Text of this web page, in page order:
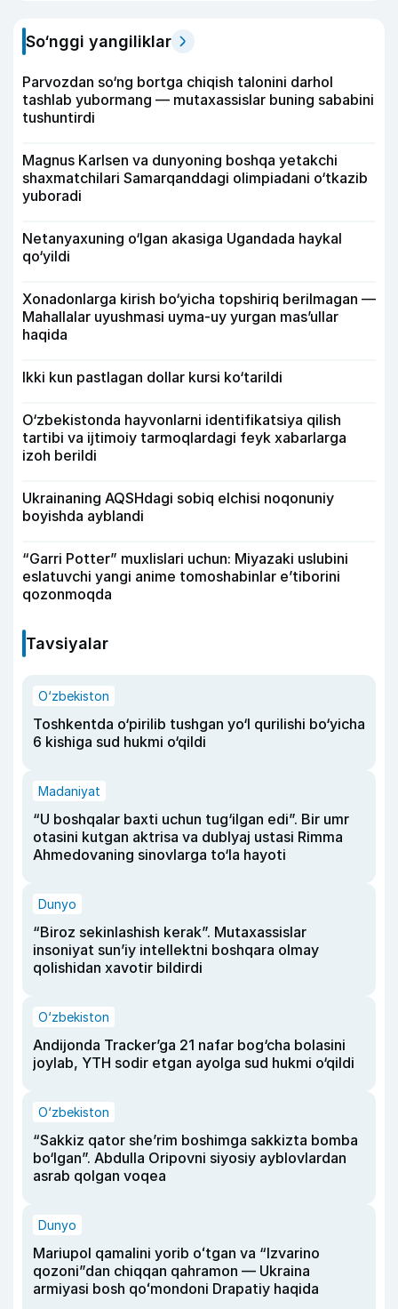
So‘nggi yangiliklar
Parvozdan so‘ng bortga chiqish talonini darhol
tashlab yubormang — mutaxassislar buning sababini
tushuntirdi
Magnus Karlsen va dunyoning boshqa yetakchi
shaxmatchilari Samarqanddagi olimpiadani o‘tkazib
yuboradi
Netanyaxuning o‘lgan akasiga Ugandada haykal
qo‘yildi
Xonadonlarga kirish bo‘yicha topshiriq berilmagan —
Mahallalar uyushmasi uyma-uy yurgan mas’ullar
haqida
Ikki kun pastlagan dollar kursi ko‘tarildi
O‘zbekistonda hayvonlarni identifikatsiya qilish
tartibi va ijtimoiy tarmoqlardagi feyk xabarlarga
izoh berildi
Ukrainaning AQSHdagi sobiq elchisi noqonuniy
boyishda ayblandi
“Garri Potter” muxlislari uchun: Miyazaki uslubini
eslatuvchi yangi anime tomoshabinlar e’tiborini
qozonmoqda
Tavsiyalar
O‘zbekiston
Toshkentda o‘pirilib tushgan yo‘l qurilishi bo‘yicha
6 kishiga sud hukmi o‘qildi
Madaniyat
“U boshqalar baxti uchun tug‘ilgan edi”. Bir umr
otasini kutgan aktrisa va dublyaj ustasi Rimma
Ahmedovaning sinovlarga to‘la hayoti
Dunyo
“Biroz sekinlashish kerak”. Mutaxassislar
insoniyat sun’iy intellektni boshqara olmay
qolishidan xavotir bildirdi
O‘zbekiston
Andijonda Tracker’ga 21 nafar bog‘cha bolasini
joylab, YTH sodir etgan ayolga sud hukmi o‘qildi
O‘zbekiston
“Sakkiz qator she’rim boshimga sakkizta bomba
bo‘lgan”. Abdulla Oripovni siyosiy ayblovlardan
asrab qolgan voqea
Dunyo
Mariupol qamalini yorib oʻtgan va “Izvarino
qozoni”dan chiqqan qahramon — Ukraina
armiyasi bosh qoʻmondoni Drapatiy haqida